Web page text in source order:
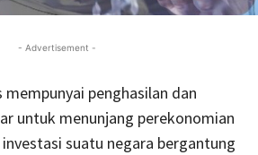
- Advertisement -
mempunyai penghasilan dan
untuk menunjang perekonomian
investasi suatu negara bergantung